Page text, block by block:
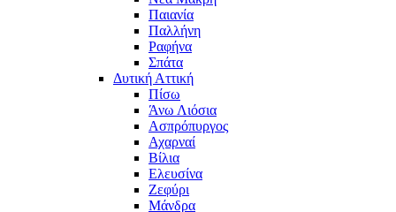
Παιανία
Παλλήνη
Ραφήνα
Σπάτα
Δυτική Αττική
Πίσω
Άνω Λιόσια
Ασπρόπυργος
Αχαρναί
Βίλια
Ελευσίνα
Ζεφύρι
Μάνδρα